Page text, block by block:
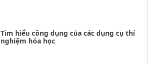
Tìm hiểu công dụng của các dụng cụ thí
nghiệm hóa học